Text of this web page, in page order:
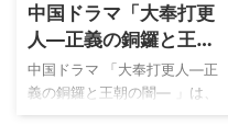
を代表する女優アンジェラベ
イビーです。 本作の魅力は単
同士の争い、権力闘争、策
略、忠誠心などが複雑に絡み
中国ドラマ「大奉打更
人―正義の銅鑼と王朝
の闇―」配信どこでみ
れる？
中国ドラマ 「大奉打更人―正
義の銅鑼と王朝の闇― 」は、
異世界転生と本格ミステリ